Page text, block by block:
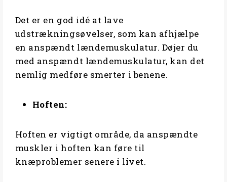
Det er en god idé at lave
udstrækningsøvelser, som kan afhjælpe
en anspændt lændemuskulatur. Døjer du
med anspændt lændemuskulatur, kan det
nemlig medføre smerter i benene.
Hoften:
Hoften er vigtigt område, da anspændte
muskler i hoften kan føre til
knæproblemer senere i livet.